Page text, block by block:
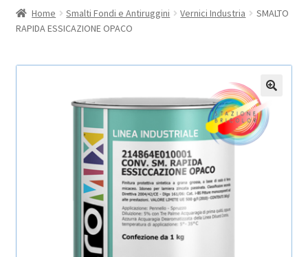
Pagamento
Home Smalti Fondi e Antiruggini Vernici Industria
SMALTO
RAPIDA ESSICAZIONE OPACO